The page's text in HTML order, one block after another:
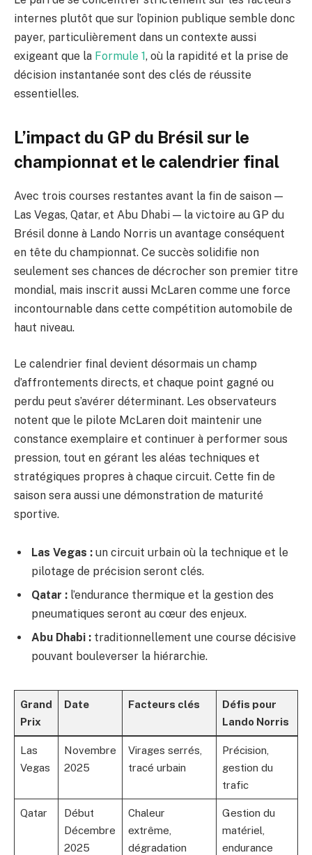
internes plutôt que sur l’opinion publique semble donc
payer, particulièrement dans un contexte aussi
exigeant que la Formule 1, où la rapidité et la prise de
décision instantanée sont des clés de réussite
essentielles.
L’impact du GP du Brésil sur le
championnat et le calendrier final
Avec trois courses restantes avant la fin de saison —
Las Vegas, Qatar, et Abu Dhabi — la victoire au GP du
Brésil donne à Lando Norris un avantage conséquent
en tête du championnat. Ce succès solidifie non
seulement ses chances de décrocher son premier titre
mondial, mais inscrit aussi McLaren comme une force
incontournable dans cette compétition automobile de
haut niveau.
Le calendrier final devient désormais un champ
d’affrontements directs, et chaque point gagné ou
perdu peut s’avérer déterminant. Les observateurs
notent que le pilote McLaren doit maintenir une
constance exemplaire et continuer à performer sous
pression, tout en gérant les aléas techniques et
stratégiques propres à chaque circuit. Cette fin de
saison sera aussi une démonstration de maturité
sportive.
Las Vegas : un circuit urbain où la technique et le
pilotage de précision seront clés.
Qatar : l’endurance thermique et la gestion des
pneumatiques seront au cœur des enjeux.
Abu Dhabi : traditionnellement une course décisive
pouvant bouleverser la hiérarchie.
Grand
Prix
Date Facteurs clés
Défis pour
Lando Norris
Las
Vegas
Novembre
2025
Virages serrés,
tracé urbain
Précision,
gestion du
trafic
Qatar
Début
Décembre
2025
Chaleur
extrême,
dégradation
Gestion du
matériel,
endurance